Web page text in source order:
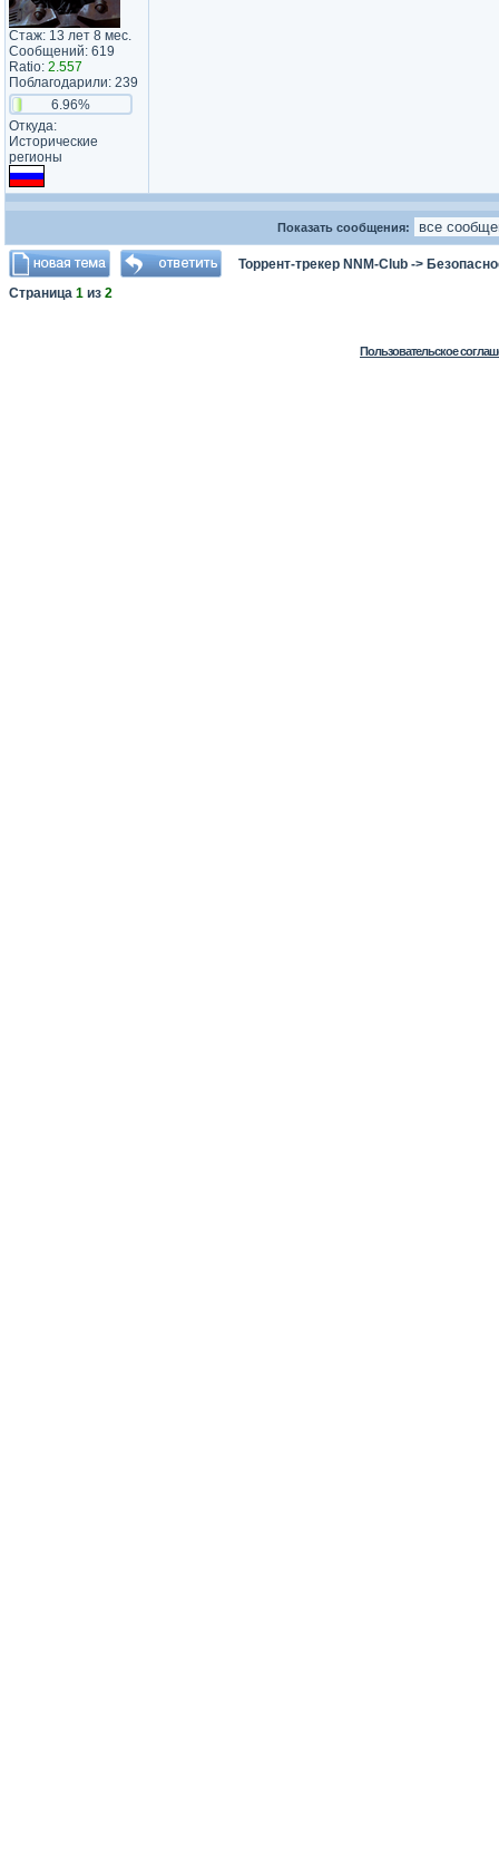
Стаж: 13 лет 8 мес.
Сообщений: 619
Ratio: 2.557
Поблагодарили: 239
6.96%
Откуда:
Исторические
регионы
Показать сообщения:
Торрент-трекер NNM-Club ->
Страница 1 из 2
Пользовательское